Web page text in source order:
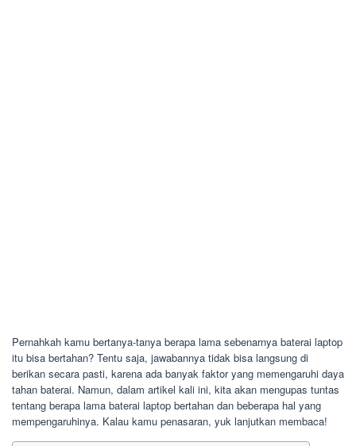
Pernahkah kamu bertanya-tanya berapa lama sebenarnya baterai laptop
itu bisa bertahan? Tentu saja, jawabannya tidak bisa langsung di
berikan secara pasti, karena ada banyak faktor yang memengaruhi daya
tahan baterai. Namun, dalam artikel kali ini, kita akan mengupas tuntas
tentang berapa lama baterai laptop bertahan dan beberapa hal yang
mempengaruhinya. Kalau kamu penasaran, yuk lanjutkan membaca!